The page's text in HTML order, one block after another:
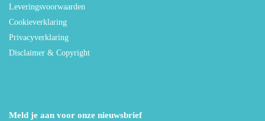
Leveringsvoorwaarden
Cookieverklaring
Privacyverklaring
Disclaimer & Copyright
Meld je aan voor onze nieuwsbrief